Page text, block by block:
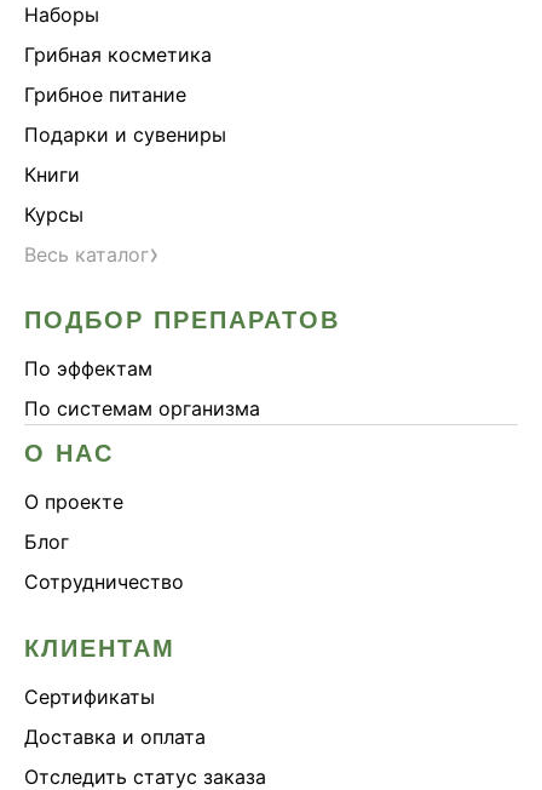
Наборы
Грибная косметика
Грибное питание
Подарки и сувениры
Книги
Курсы
Весь каталог›
ПОДБОР ПРЕПАРАТОВ
По эффектам
По системам организма
О НАС
О проекте
Блог
Сотрудничество
КЛИЕНТАМ
Сертификаты
Доставка и оплата
Отследить статус заказа